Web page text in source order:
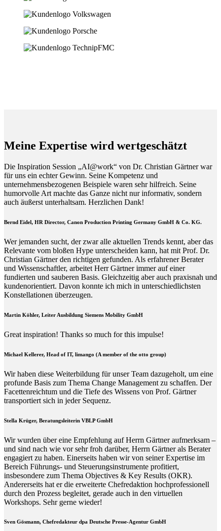
Meine Expertise wird wertgeschätzt
Die Inspiration Session „AI@work“ von Dr. Christian Gärtner war
für uns ein echter Gewinn. Seine Kompetenz und
unternehmensbezogenen Beispiele waren sehr hilfreich. Seine
humorvolle Art machte das Ganze nicht nur informativ, sondern
auch äußerst unterhaltsam. Herzlichen Dank!
Bernd Eidel, HR Director, Canon Production Printing Germany GmbH & Co. KG.
Wer jemanden sucht, der zwar alle aktuellen Trends kennt, aber das
Relevante vom bloßen Hype unterscheiden kann, hat mit Prof. Dr.
Christian Gärtner den richtigen gefunden. Als erfahrener Berater
und Wissenschaftler, arbeitet Herr Gärtner immer auf einer
fundierten und sauberen Basis. Gleichzeitig aber auch praxisnah und
kundenorientiert. Davon konnte ich mich in unterschiedlichsten
Konstellationen überzeugen.
Martin Köhler, Leiter Ausbildung Siemens Mobility GmbH
Great inspiration! Thanks so much for this impulse!
Michael Kellerer, Head of IT, limango (A member of the otto group)
Wir haben diese Weiterbildung für unser Team dazugeholt, um eine
profunde Basis zum Thema Change Management zu schaffen. Der
Facettenreichtum und die Tiefe des Wissens von Prof. Gärtner
transportiert sich in jeder Sequenz.
Stella Krüger, Beratungsleiterin VBLP GmbH
Wir wurden über eine Empfehlung auf Herrn Gärtner aufmerksam –
und sind nach wie vor sehr froh darüber, Herrn Gärtner als Berater
engagiert zu haben. Einerseits haben wir von seiner Expertise im
Bereich Führungs- und Steuerungsinstrumente profitiert,
insbesondere zum Thema Objectives & Key Results (OKR).
Andererseits hat er die erweiterte Chefredaktion hochprofessionell
durch den Prozess begleitet, gerade auch in den virtuellen
Workshops. Sehr gerne wieder!
Sven Gösmann, Chefredakteur dpa Deutsche Presse-Agentur GmbH